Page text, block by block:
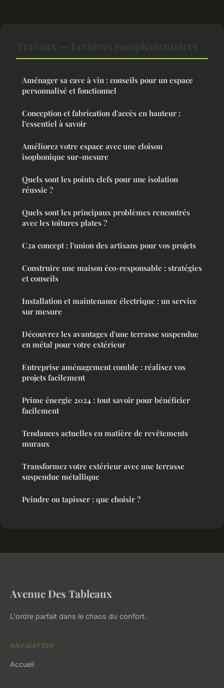
Aménager sa cave à vin : conseils pour un espace
personnalisé et fonctionnel
Conception et fabrication d'accès en hauteur :
l'essentiel à savoir
Améliorez votre espace avec une cloison
isophonique sur-mesure
Quels sont les points clefs pour une isolation
réussie ?
Quels sont les principaux problèmes rencontrés
avec les toitures plates ?
C2a concept : l'union des artisans pour vos projets
Construire une maison éco-responsable : stratégies
et conseils
Installation et maintenance électrique : un service
sur mesure
Découvrez les avantages d'une terrasse suspendue
en métal pour votre extérieur
Entreprise aménagement comble : réalisez vos
projets facilement
Prime énergie 2024 : tout savoir pour bénéficier
facilement
Tendances actuelles en matière de revêtements
muraux
Transformez votre extérieur avec une terrasse
suspendue métallique
Peindre ou tapisser : que choisir ?
Avenue Des Tableaux
L'ordre parfait dans le chaos du confort.
NAVIGATION
Accueil